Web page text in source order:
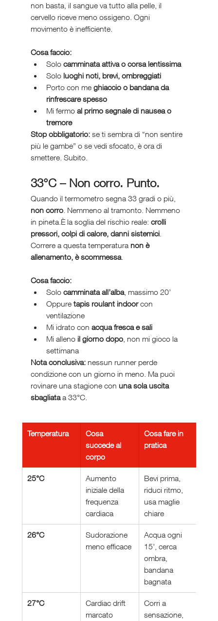
non basta, il sangue va tutto alla pelle, il
cervello riceve meno ossigeno. Ogni
movimento è inefficiente.
Cosa faccio:
Solo camminata attiva o corsa lentissima
Solo luoghi noti, brevi, ombreggiati
Porto con me ghiaccio o bandana da
rinfrescare spesso
Mi fermo al primo segnale di nausea o
tremore
Stop obbligatorio: se ti sembra di “non sentire
più le gambe” o se vedi sfocato, è ora di
smettere. Subito.
33°C – Non corro. Punto.
Quando il termometro segna 33 gradi o più,
non corro. Nemmeno al tramonto. Nemmeno
in pineta.È la soglia del rischio reale: crolli
pressori, colpi di calore, danni sistemici.
Correre a questa temperatura non è
allenamento, è scommessa.
Cosa faccio:
Solo camminata all’alba, massimo 20’
Oppure tapis roulant indoor con
ventilazione
Mi idrato con acqua fresca e sali
Mi alleno il giorno dopo, non mi gioco la
settimana
Nota conclusiva: nessun runner perde
condizione con un giorno in meno. Ma puoi
rovinare una stagione con una sola uscita
sbagliata a 33°C.
Temperatura
Cosa
succede al
corpo
Cosa fare in
pratica
25°C
Aumento
iniziale della
frequenza
cardiaca
Bevi prima,
riduci ritmo,
usa maglie
chiare
26°C
Sudorazione
meno efficace
Acqua ogni
15’, cerca
ombra,
bandana
bagnata
27°C
Cardiac drift
marcato
Corri a
sensazione,